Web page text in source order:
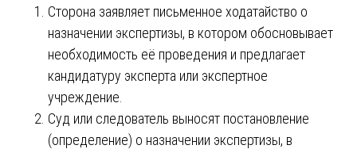
Сторона заявляет письменное ходатайство о
назначении экспертизы, в котором обосновывает
необходимость её проведения и предлагает
кандидатуру эксперта или экспертное
учреждение.
Суд или следователь выносят постановление
(определение) о назначении экспертизы, в